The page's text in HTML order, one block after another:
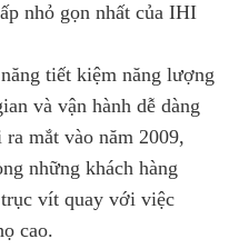
nhỏ gọn nhất của IHI
tiết kiệm năng lượng
và vận hành dễ dàng
mắt vào năm 2009,
những khách hàng
vít quay với việc
cao.